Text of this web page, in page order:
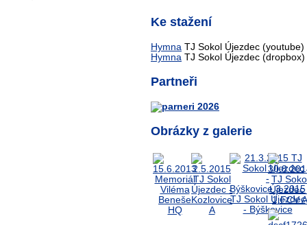
Ke stažení
Hymna TJ Sokol Újezdec (youtube)
Hymna TJ Sokol Újezdec (dropbox)
Partneři
Obrázky z galerie